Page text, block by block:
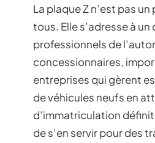
La plaque Z n’est pas
tous. Elle s’adresse à
professionnels de
concessionnaires,
entreprises qui gèrent
de véhicules neufs en
d’immatriculation
de s’en servir pour des